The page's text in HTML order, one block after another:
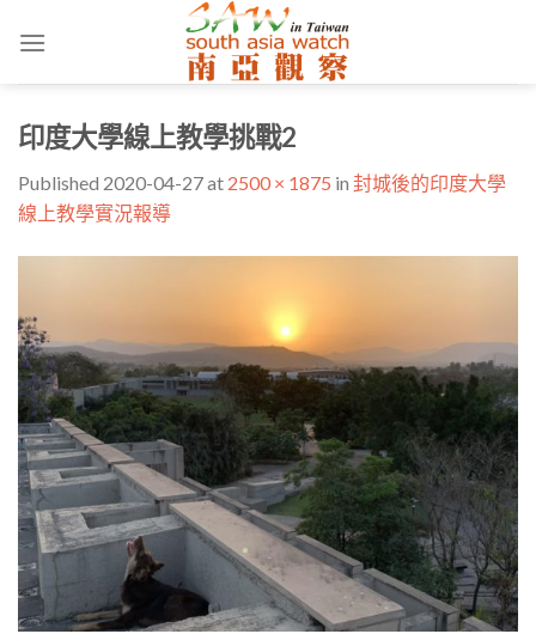
印度大學線上教學挑戰2
Published 2020-04-27at 2500 × 1875 in 封城後的印度大學
線上教學實況報導